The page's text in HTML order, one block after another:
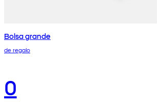
Bolsa grande
de regalo
0